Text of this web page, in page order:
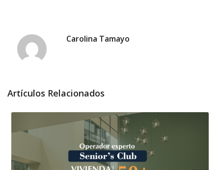
Carolina Tamayo
Artículos Relacionados